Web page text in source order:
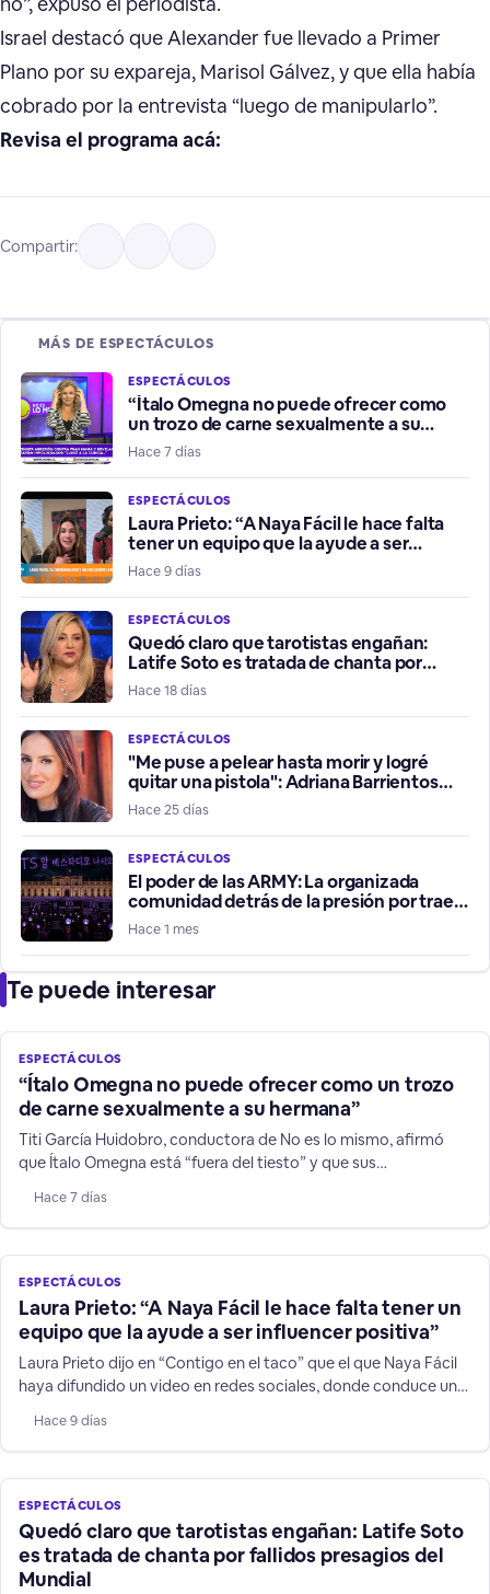
Israel destacó que Alexander fue llevado a Primer
Plano por su expareja, Marisol Gálvez, y que ella había
cobrado por la entrevista “luego de manipularlo”.
Revisa el programa acá:
Compartir:
MÁS DE ESPECTÁCULOS
ESPECTÁCULOS
“Ítalo Omegna no puede ofrecer como
un trozo de carne sexualmente a su
hermana”
Hace 7 días
ESPECTÁCULOS
Laura Prieto: “A Naya Fácil le hace falta
tener un equipo que la ayude a ser
influencer positiva”
Hace 9 días
ESPECTÁCULOS
Quedó claro que tarotistas engañan:
Latife Soto es tratada de chanta por
fallidos presagios del Mundial
Hace 18 días
ESPECTÁCULOS
"Me puse a pelear hasta morir y logré
quitar una pistola": Adriana Barrientos
relata violento robo de su vehículo
Hace 25 días
ESPECTÁCULOS
El poder de las ARMY: La organizada
comunidad detrás de la presión por traer
a BTS a Chile
Hace 1 mes
Te puede interesar
ESPECTÁCULOS
“Ítalo Omegna no puede ofrecer como un trozo
de carne sexualmente a su hermana”
Titi García Huidobro, conductora de No es lo mismo, afirmó
que Ítalo Omegna está “fuera del tiesto” y que sus
Hace 7 días
ESPECTÁCULOS
Laura Prieto: “A Naya Fácil le hace falta tener un
equipo que la ayude a ser influencer positiva”
Laura Prieto dijo en “Contigo en el taco” que el que Naya Fácil
haya difundido un video en redes sociales, donde conduce un
irresponsabilidad sobre todo frente a niños y jóvenes que la
siguen.
Hace 9 días
ESPECTÁCULOS
Quedó claro que tarotistas engañan: Latife Soto
es tratada de chanta por fallidos presagios del
Mundial